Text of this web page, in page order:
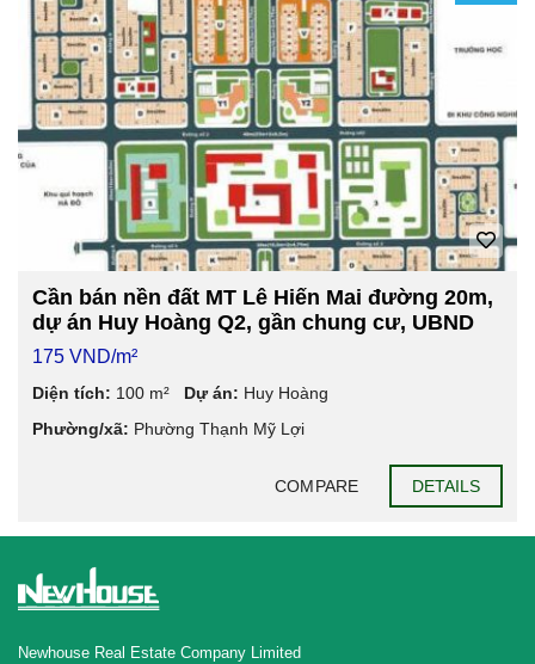
Cần bán nền đất MT Lê Hiến Mai đường 20m,
dự án Huy Hoàng Q2, gần chung cư, UBND
175 VND/m²
Diện tích: 100 m² Dự án: Huy Hoàng
Phường/xã: Phường Thạnh Mỹ Lợi
COMPARE DETAILS
Newhouse Real Estate Company Limited